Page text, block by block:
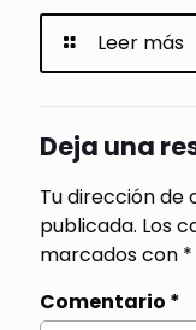
Leer más
Deja una
Tu dirección
publicada. Los
marcados con *
Comentario *